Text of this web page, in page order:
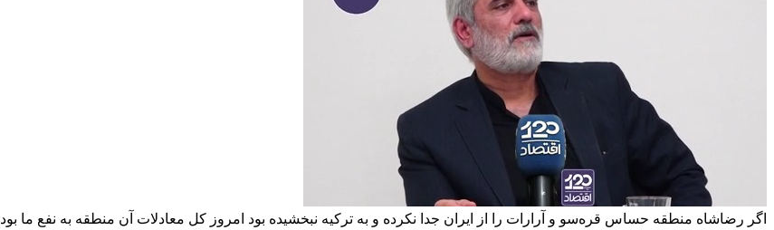
اگر رضاشاه منطقه حساس قره‌سو و آرارات را از ایران جدا نکرده و به ترکیه نبخشیده بود امروز کل معادلات آن منطقه به نفع ما بود